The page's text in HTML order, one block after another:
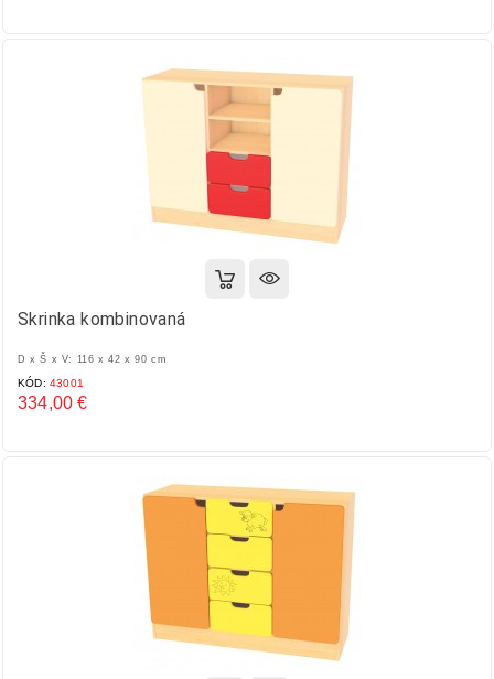
Skrinka kombinovaná
D x Š x V: 116 x 42 x 90 cm
KÓD: 43001
334,00 €